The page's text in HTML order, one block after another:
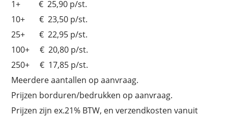
1+ € 25,90 p/st.
10+ € 23,50 p/st.
25+ € 22,95 p/st.
100+ € 20,80 p/st.
250+ € 17,85 p/st.
Meerdere aantallen op aanvraag.
Prijzen borduren/bedrukken op aanvraag.
Prijzen zijn ex.21% BTW, en verzendkosten vanuit